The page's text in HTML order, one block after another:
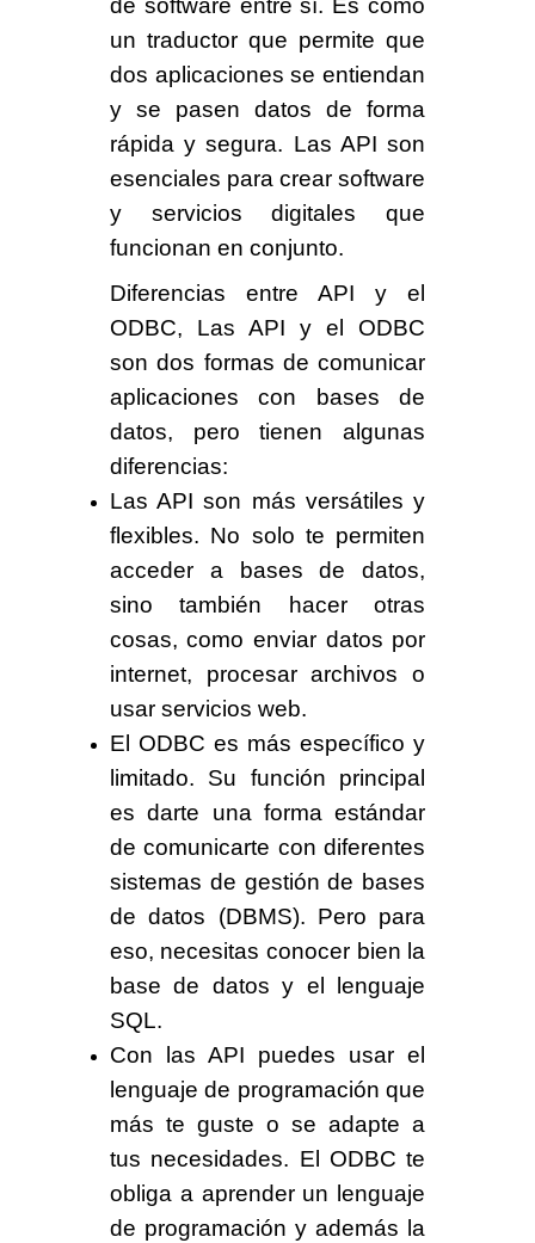
de software entre sí. Es como
un traductor que permite que
dos aplicaciones se entiendan
y se pasen datos de forma
rápida y segura. Las API son
esenciales para crear software
y servicios digitales que
funcionan en conjunto.
Diferencias entre API y el
ODBC, Las API y el ODBC
son dos formas de comunicar
aplicaciones con bases de
datos, pero tienen algunas
diferencias:
Las API son más versátiles y
flexibles. No solo te permiten
acceder a bases de datos,
sino también hacer otras
cosas, como enviar datos por
internet, procesar archivos o
usar servicios web.
El ODBC es más específico y
limitado. Su función principal
es darte una forma estándar
de comunicarte con diferentes
sistemas de gestión de bases
de datos (DBMS). Pero para
eso, necesitas conocer bien la
base de datos y el lenguaje
SQL.
Con las API puedes usar el
lenguaje de programación que
más te guste o se adapte a
tus necesidades. El ODBC te
obliga a aprender un lenguaje
de programación y además la